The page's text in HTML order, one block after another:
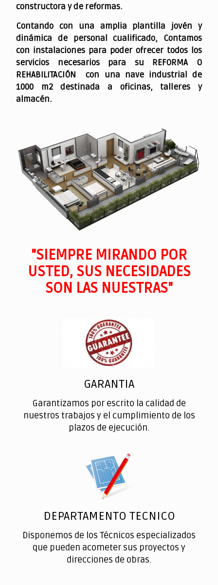
constructora y de reformas.
Contando con una amplia plantilla jovén y
dinámica de personal cualificado, Contamos
con instalaciones para poder ofrecer todos los
servicios necesarios para su REFORMA O
REHABILITACIÓN con una nave industrial de
1000 m2 destinada a oficinas, talleres y
almacén.
"SIEMPRE MIRANDO POR
USTED, SUS NECESIDADES
SON LAS NUESTRAS"
GARANTIA
Garantizamos por escrito la calidad de
nuestros trabajos y el cumplimiento de los
plazos de ejecución.
DEPARTAMENTO TECNICO
Disponemos de los Técnicos especializados
que pueden acometer sus proyectos y
direcciones de obras.